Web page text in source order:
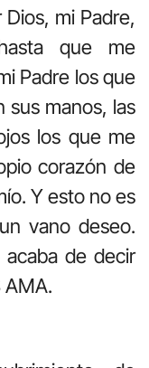
mi Padre,
que me
Padre los que
sus manos, las
los que me
corazón de
Y esto no es
vano deseo.
de decir
AMA.